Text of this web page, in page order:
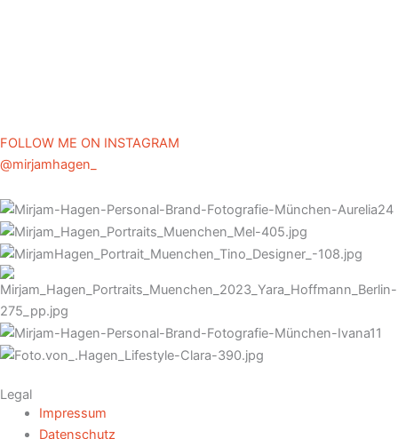
FOLLOW ME ON INSTAGRAM
@mirjamhagen_
Legal
Impressum
Datenschutz